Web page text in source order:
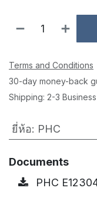
Terms and Conditions
30-day money-back
Shipping: 2-3
ยี่ห้อ: PHC
Documents
PHC